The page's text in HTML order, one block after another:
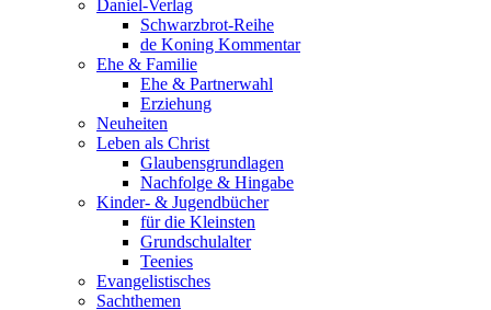
Daniel-Verlag
Schwarzbrot-Reihe
de Koning Kommentar
Ehe & Familie
Ehe & Partnerwahl
Erziehung
Neuheiten
Leben als Christ
Glaubensgrundlagen
Nachfolge & Hingabe
Kinder- & Jugendbücher
für die Kleinsten
Grundschulalter
Teenies
Evangelistisches
Sachthemen